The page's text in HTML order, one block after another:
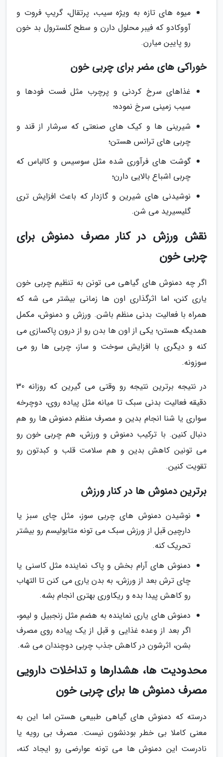
میوه های تازه به ویژه سیب، پرتقال، گریپ فروت و
آووکادو که فیبر محلول دارن و سطح کلسترول بد خون
رو پایین میارن.
خوراکی های مضر برای چربی خون
غذاهای سرخ کردنی و پرچرب مثل فست فودها و
سیب زمینی سرخ نموده؛
شیرینی ها و کیک های صنعتی که سرشار از قند و
چربی های ترانس هستن؛
گوشت های فرآوری شده مثل سوسیس و کالباس که
چربی اشباع بالایی دارن؛
نوشیدنی های شیرین و گازدار که باعث افزایش تری
گلیسیرید می شن.
نقش ورزش در کنار مصرف دمنوش برای
چربی خون
اگر چه دمنوش های گیاهی می تونن به تنظیم چربی خون
یاری کنن، اما اثرگذاری اون ها زمانی بیشتر می شه که
همراه با فعالیت بدنی منظم باشن. ورزش و دمنوش، مکمل
همدیگه هستن؛ یکی از اون ها بدن رو از درون پاکسازی می
کنه و دیگری با افزایش سوخت و ساز، چربی ها رو می
سوزونه.
در نتیجه برترین نتیجه رو وقتی می گیرین که روزانه 30
دقیقه فعالیت بدنی سبک تا میانه مثل پیاده روی، دوچرخه
سواری یا شنا انجام بدین و مصرف منظم دمنوش ها رو هم
دنبال کنین. با ترکیب دمنوش و ورزش، هم چربی خون رو
می تونین کاهش بدین و هم سلامت قلب و کبدتون رو
تقویت کنین.
برترین دمنوش ها در کنار ورزش
نوشیدن دمنوش های چربی سوز، مثل چای سبز یا
دارچین قبل از ورزش سبک می تونه متابولیسم رو بیشتر
تحریک کنه.
دمنوش های آرام بخش و پاک نماینده مثل کاسنی یا
چای ترش بعد از ورزش، به بدن یاری می کنن تا التهاب
رو کاهش پیدا بده و ریکاوری بهتری انجام بشه.
دمنوش های یاری نماینده به هضم مثل زنجبیل و لیمو،
اگر بعد از وعده غذایی و قبل از یک پیاده روی مصرف
بشن، اثرشون در کاهش جذب چربی دوچندان می شه.
محدودیت ها، هشدارها و تداخلات دارویی
مصرف دمنوش ها برای چربی خون
درسته که دمنوش های گیاهی طبیعی هستن اما این به
معنی کاملا بی خطر بودنشون نیست. مصرف بی رویه یا
نادرست این دمنوش ها می تونه عوارضی رو ایجاد کنه،